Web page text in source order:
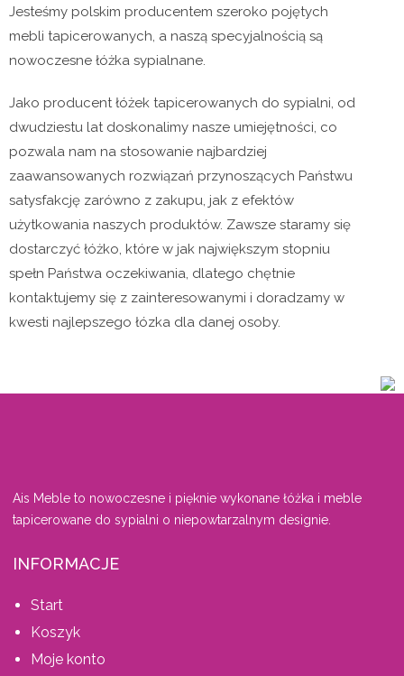
Jesteśmy polskim producentem szeroko pojętych
mebli tapicerowanych, a naszą specyjalnością są
nowoczesne łóżka sypialnane.
Jako producent łóżek tapicerowanych do sypialni, od
dwudziestu lat doskonalimy nasze umiejętności, co
pozwala nam na stosowanie najbardziej
zaawansowanych rozwiązań przynoszących Państwu
satysfakcję zarówno z zakupu, jak z efektów
użytkowania naszych produktów. Zawsze staramy się
dostarczyć łóżko, które w jak największym stopniu
spełn Państwa oczekiwania, dlatego chętnie
kontaktujemy się z zainteresowanymi i doradzamy w
kwesti najlepszego łózka dla danej osoby.
Ais Meble to nowoczesne i pięknie wykonane łóżka i meble
tapicerowane do sypialni o niepowtarzalnym designie.
INFORMACJE
Start
Koszyk
Moje konto